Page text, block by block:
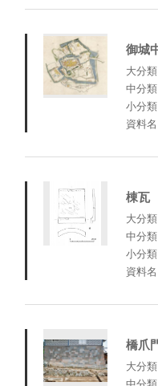
御城
大分
中分
小分
資料
棟瓦
大分
中分
小分
資料
橋爪
大分
中分